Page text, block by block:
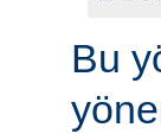
Bu